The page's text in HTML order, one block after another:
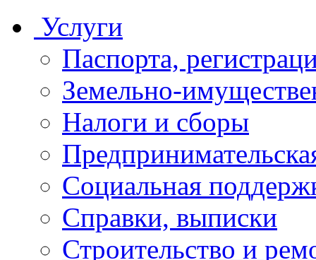
Услуги
Паспорта,
Земельно-
Налоги и сборы
Социальная
Справки, выписки
Строительство и